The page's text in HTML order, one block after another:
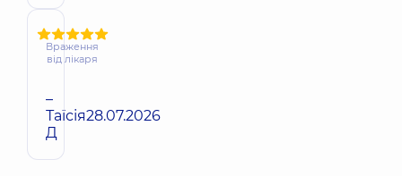
Враження
від лікаря
–
Таїсія
Д
28.07.2026